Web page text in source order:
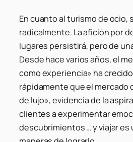
En cuanto al turismo de ocio,
radicalmente. La afición por
lugares persistirá, pero de
Desde hace varios años, el
como experiencia» ha
rápidamente que el mercado
de lujo», evidencia de la
clientes a experimentar
descubrimientos … y viajar es